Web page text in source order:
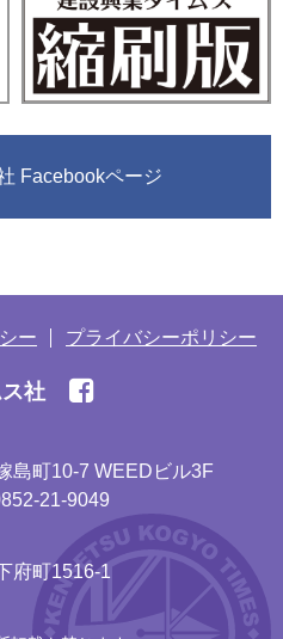
Facebookページ
ー プライバシーポリシー
社
島町10-7 WEEDビル3F
21-9049
府町1516-1